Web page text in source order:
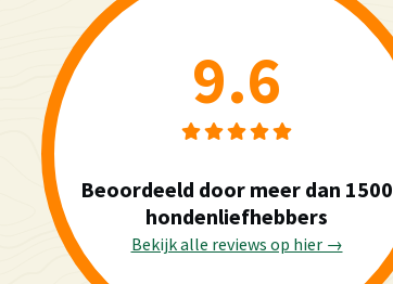
9.6
Beoordeeld door meer dan 1500
hondenliefhebbers
Bekijk alle reviews op hier →